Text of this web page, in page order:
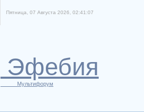
Пятница, 07 Августа 2026, 02:41:07
Эфебия
Мультифорум